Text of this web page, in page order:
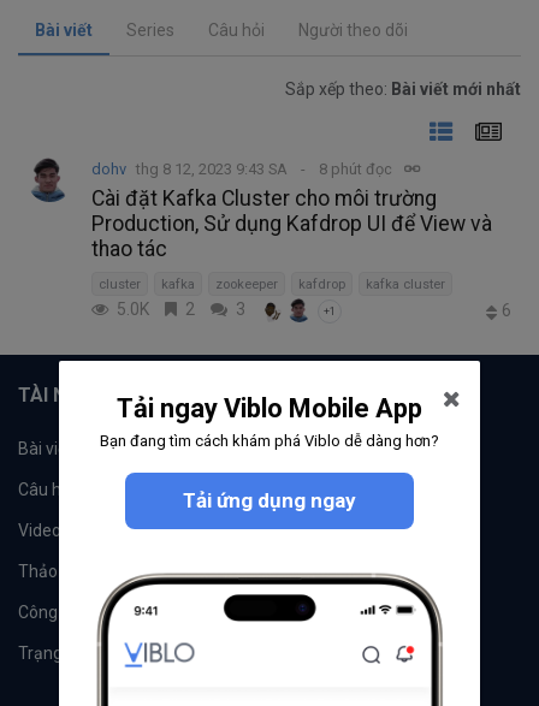
Bài viết Series Câu hỏi Người theo dõi
Sắp xếp theo: Bài viết mới nhất
dohv thg 8 12, 2023 9:43 SA 8 phút đọc
Cài đặt Kafka Cluster cho môi trường
Production, Sử dụng Kafdrop UI để View và
thao tác
cluster kafka zookeeper kafdrop kafka cluster
5.0K 2 3 +1 6
TÀI NGUYÊN
Bài viết Tổ chức
Câu hỏi
Videos Tác giả
Thảo luận Đề xuất hệ thống
Công cụ Machine Learning
Trạng thái hệ thống
Tải ngay Viblo Mobile App
Bạn đang tìm cách khám phá Viblo dễ dàng hơn?
Tải ứng dụng ngay